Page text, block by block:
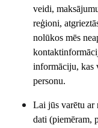
veidi,
reģioni,
nolūkos mēs
informāciju, kas
personu.
Lai jūs varētu ar
dati (piemēram,